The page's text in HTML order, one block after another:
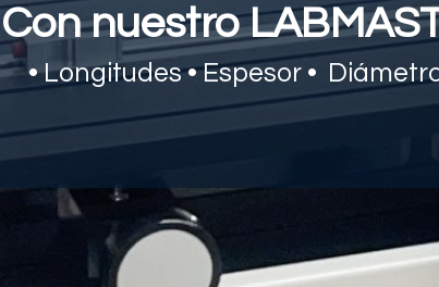
Con nuestro
• Longitudes • Espesor •